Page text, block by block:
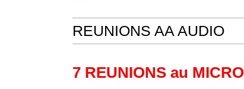
REUNIONS AA AUDIO
7 REUNIONS au MICRO